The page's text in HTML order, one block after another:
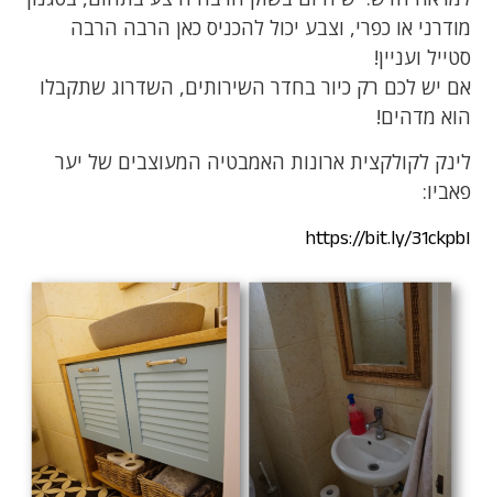
מודרני או כפרי, וצבע יכול להכניס כאן הרבה הרבה
סטייל ועניין!
אם יש לכם רק כיור בחדר השירותים, השדרוג שתקבלו
הוא מדהים!
לינק לקולקצית ארונות האמבטיה המעוצבים של יער
פאביו:
https://bit.ly/31ckpbI